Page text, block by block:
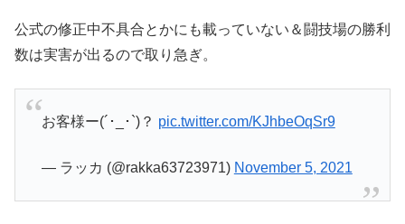
公式の修正中不具合とかにも載っていない＆闘技場の勝利
数は実害が出るので取り急ぎ。
お客様ー(´･_･`)？ pic.twitter.com/KJhbeOqSr9
— ラッカ (@rakka63723971) November 5, 2021